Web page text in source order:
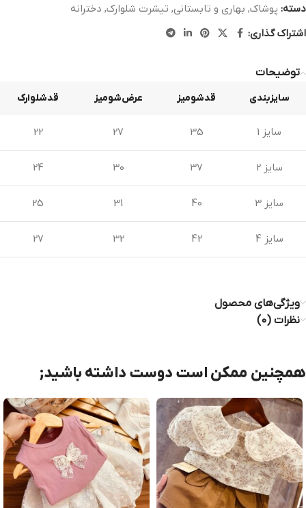
دسته: پوشاک, بهاری و تابستانی, تیشرت شلوارک, دخترانه
اشتراک گذاری:
توضیحات
سایزبندی قدشومیز عرض‌شومیز قدشلوارک
سایز 1 35
27
22
سایز 2 37
30
24
سایز 3 40
31
25
سایز 4 42
32
27
ویژگی‌های محصول
نظرات (0)
همچنین ممکن است دوست داشته باشید;